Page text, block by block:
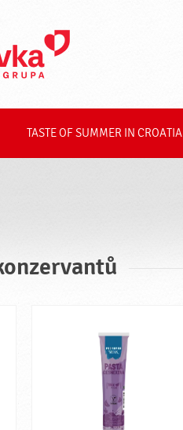
TASTE OF SUMMER IN CROATIA